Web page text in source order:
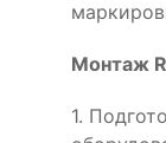
Монтаж
1.